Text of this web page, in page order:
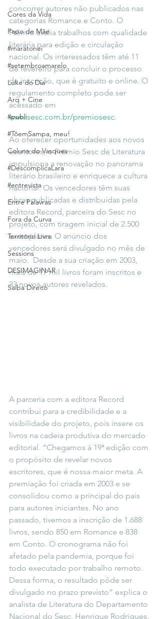
Cores da Vida
Papo de Mãe
#maratonei
#setembroamarelo
Luke do Dia
Arq + Cine
#publi
#TôemSampa, meu!
Coluna do Vasques
#DescomplicaLara
#entrevista
Entre Palavras
Fora da Curva
Território Livre
Sessions
DESIMAGINAR
Saiba Direito
concorrer autores não publicados nas
categorias Romance e Conto. O
Prêmio avalia trabalhos com qualidade
literária para edição e circulação
nacional. Os interessados têm até 11
de fevereiro para concluir o processo
de inscrição, que é gratuito e online. O
regulamento completo pode ser
acessado em
www.sesc.com.br/premiosesc.
Ao oferecer oportunidades aos novos
escritores, o Prêmio Sesc de Literatura
impulsiona a renovação no panorama
literário brasileiro e enriquece a cultura
nacional. Os vencedores têm suas
obras publicadas e distribuídas pela
editora Record, parceira do Sesc no
projeto, com tiragem inicial de 2.500
exemplares. O anúncio dos
vencedores será divulgado no mês de
maio.  Desde a sua criação em 2003,
mais de 17 mil livros foram inscritos e
33 novos autores revelados.
A parceria com a editora Record
contribui para a credibilidade e a
visibilidade do projeto, pois insere os
livros na cadeia produtiva do mercado
editorial. “Chegamos à 19ª edição com
o propósito de revelar novos
escritores, que é nossa maior meta. A
premiação foi criada em 2003 e se
consolidou como a principal do país
para autores iniciantes. No ano
passado, tivemos a inscrição de 1.688
livros, sendo 850 em Romance e 838
em Conto. O cronograma não foi
afetado pela pandemia, porque foi
todo executado por trabalho remoto.
Dessa forma, o resultado pôde ser
divulgado no prazo previsto” explica o
analista de Literatura do Departamento
Nacional do Sesc, Henrique Rodrigues.